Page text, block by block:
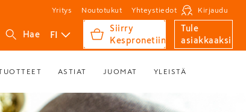
Yritys Noutotukut Yhteystiedot Kirjaudu
Hae FI
Siirry
Kespronetiin
Tule
asiakkaaksi
ASTIAT JUOMAT YLEISTÄ